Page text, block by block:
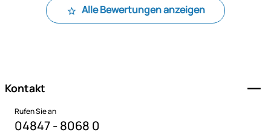
Alle Bewertungen anzeigen
Kontakt
Rufen Sie an
04847 - 8068 0